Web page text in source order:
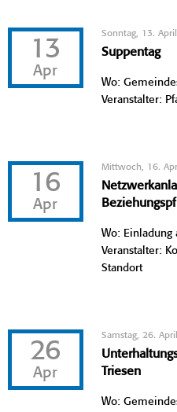
13
Apr
Sonntag, 13.
Suppentag
Wo:
Veranstalter:
16
Apr
Mittwoch, 16.
Wo:
Veranstalter:
Standort
26
Apr
Samstag, 26.
Triesen
Wo: